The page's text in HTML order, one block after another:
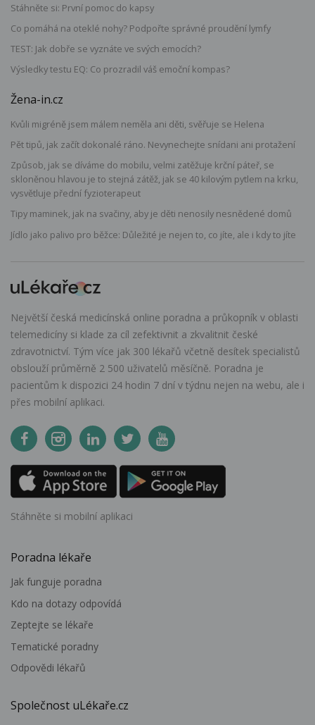
Stáhněte si: První pomoc do kapsy
Co pomáhá na oteklé nohy? Podpořte správné proudění lymfy
TEST: Jak dobře se vyznáte ve svých emocích?
Výsledky testu EQ: Co prozradil váš emoční kompas?
Žena-in.cz
Kvůli migréně jsem málem neměla ani děti, svěřuje se Helena
Pět tipů, jak začít dokonalé ráno. Nevynechejte snídani ani protažení
Způsob, jak se díváme do mobilu, velmi zatěžuje krční páteř, se
skloněnou hlavou je to stejná zátěž, jak se 40 kilovým pytlem na krku,
vysvětluje přední fyzioterapeut
Tipy maminek, jak na svačiny, aby je děti nenosily nesnědené domů
Jídlo jako palivo pro běžce: Důležité je nejen to, co jíte, ale i kdy to jíte
Největší česká medicínská online poradna a průkopník v oblasti
telemedicíny si klade za cíl zefektivnit a zkvalitnit české
zdravotnictví. Tým více jak 300 lékařů včetně desítek specialistů
obslouží průměrně 2 500 uživatelů měsíčně. Poradna je
pacientům k dispozici 24 hodin 7 dní v týdnu nejen na webu, ale i
přes mobilní aplikaci.
Stáhněte si mobilní aplikaci
Poradna lékaře
Jak funguje poradna
Kdo na dotazy odpovídá
Zeptejte se lékaře
Tematické poradny
Odpovědi lékařů
Společnost uLékaře.cz